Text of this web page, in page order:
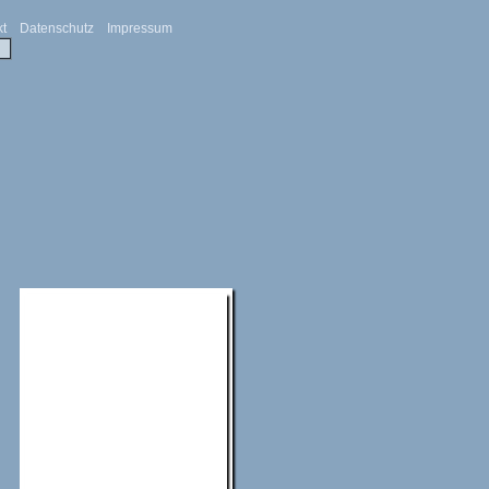
Datenschutz Impressum